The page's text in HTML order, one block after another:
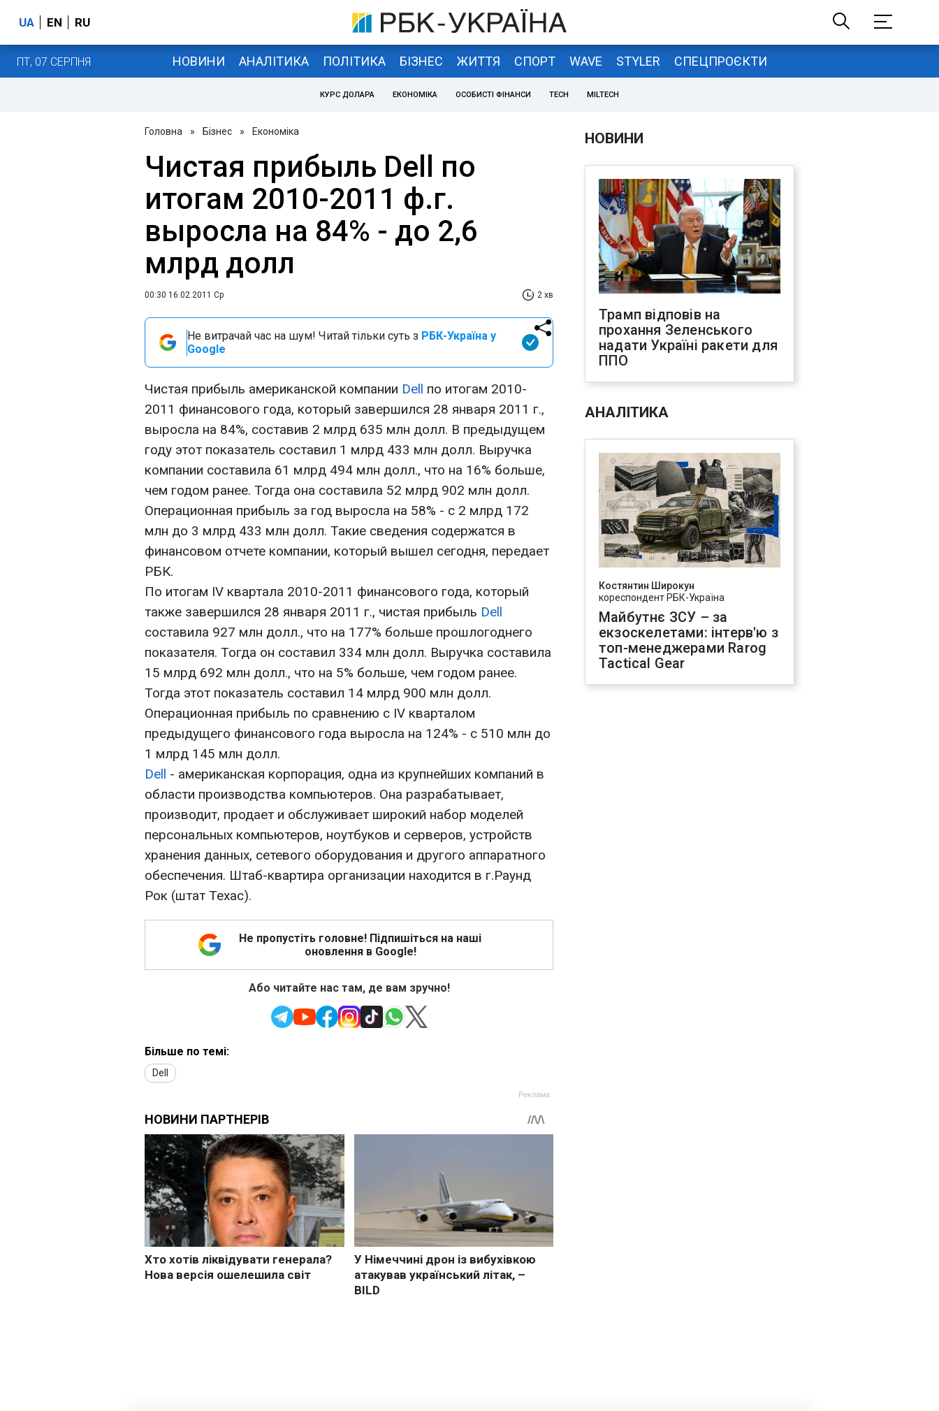
UA EN RU
ПТ, 07 СЕРПНЯ НОВИНИ АНАЛІТИКА ПОЛІТИКА БІЗНЕС ЖИТТЯ СПОРТ WAVE STYLER СПЕЦПРОЄКТИ
КУРС ДОЛАРА ЕКОНОМІКА ОСОБИСТІ ФІНАНСИ TECH MILTECH
Головна » Бізнес » Економіка
Чистая прибыль Dell по
итогам 2010-2011 ф.г.
выросла на 84% - до 2,6
млрд долл
00:30 16.02.2011 Ср 2 хв
Не витрачай час на шум! Читай тільки суть з РБК-Україна у
Google
Чистая прибыль американской компании Dell по итогам 2010-
2011 финансового года, который завершился 28 января 2011 г.,
выросла на 84%, составив 2 млрд 635 млн долл. В предыдущем
году этот показатель составил 1 млрд 433 млн долл. Выручка
компании составила 61 млрд 494 млн долл., что на 16% больше,
чем годом ранее. Тогда она составила 52 млрд 902 млн долл.
Операционная прибыль за год выросла на 58% - с 2 млрд 172
млн до 3 млрд 433 млн долл. Такие сведения содержатся в
финансовом отчете компании, который вышел сегодня, передает
РБК.
По итогам IV квартала 2010-2011 финансового года, который
также завершился 28 января 2011 г., чистая прибыль Dell
составила 927 млн долл., что на 177% больше прошлогоднего
показателя. Тогда он составил 334 млн долл. Выручка составила
15 млрд 692 млн долл., что на 5% больше, чем годом ранее.
Тогда этот показатель составил 14 млрд 900 млн долл.
Операционная прибыль по сравнению с IV кварталом
предыдущего финансового года выросла на 124% - с 510 млн до
1 млрд 145 млн долл.
Dell - американская корпорация, одна из крупнейших компаний в
области производства компьютеров. Она разрабатывает,
производит, продает и обслуживает широкий набор моделей
персональных компьютеров, ноутбуков и серверов, устройств
хранения данных, сетевого оборудования и другого аппаратного
обеспечения. Штаб-квартира организации находится в г.Раунд
Рок (штат Техас).
Не пропустіть головне! Підпишіться на наші
оновлення в Google!
Або читайте нас там, де вам зручно!
Більше по темі:
Dell
НОВИНИ
Трамп відповів на
прохання Зеленського
надати Україні ракети для
ППО
АНАЛІТИКА
Костянтин Широкун
кореспондент РБК-Україна
Майбутнє ЗСУ – за
екзоскелетами: інтерв'ю з
топ-менеджерами Rarog
Tactical Gear